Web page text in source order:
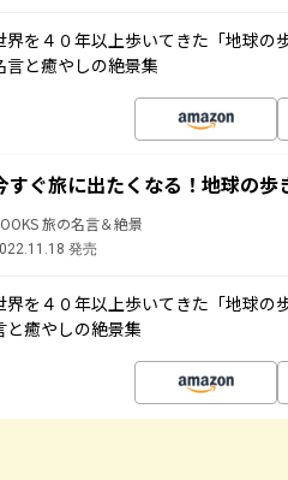
界を４０年以上歩いてきた「地球の
言と癒やしの絶景集
すぐ旅に出たくなる！地球の歩
旅の名言＆絶景
発売
界を４０年以上歩いてきた「地球の
と癒やしの絶景集